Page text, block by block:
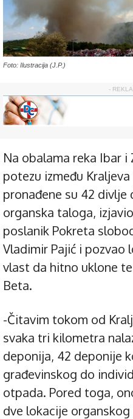
Foto: Ilustracija (J.P.)
-
Na obalama reka Ibar i
potezu između Kraljeva
pronađene su 42 divlje
organska taloga,
poslanik Pokreta
Vladimir Pajić i pozvao
vlast da hitno uklone
Beta.
-Čitavim tokom od
svaka tri kilometra
deponija, 42 deponije
građevinskog do
otpada. Pored toga,
dve lokacije